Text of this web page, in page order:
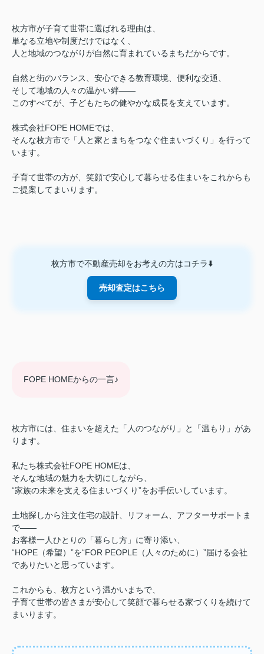
枚方市が子育て世帯に選ばれる理由は、
単なる立地や制度だけではなく、
人と地域のつながりが自然に育まれているまちだからです。
自然と街のバランス、安心できる教育環境、便利な交通、
そして地域の人々の温かい絆——
このすべてが、子どもたちの健やかな成長を支えています。
株式会社FOPE HOMEでは、
そんな枚方市で「人と家とまちをつなぐ住まいづくり」を行って
います。
子育て世帯の方が、笑顔で安心して暮らせる住まいをこれからも
ご提案してまいります。
枚方市で不動産売却をお考えの方はコチラ⬇️
売却査定はこちら
FOPE HOMEからの一言♪
枚方市には、住まいを超えた「人のつながり」と「温もり」があ
ります。
私たち株式会社FOPE HOMEは、
そんな地域の魅力を大切にしながら、
“家族の未来を支える住まいづくり”をお手伝いしています。
土地探しから注文住宅の設計、リフォーム、アフターサポートま
で——
お客様一人ひとりの「暮らし方」に寄り添い、
“HOPE（希望）”を“FOR PEOPLE（人々のために）”届ける会社
でありたいと思っています。
これからも、枚方という温かいまちで、
子育て世帯の皆さまが安心して笑顔で暮らせる家づくりを続けて
まいります。